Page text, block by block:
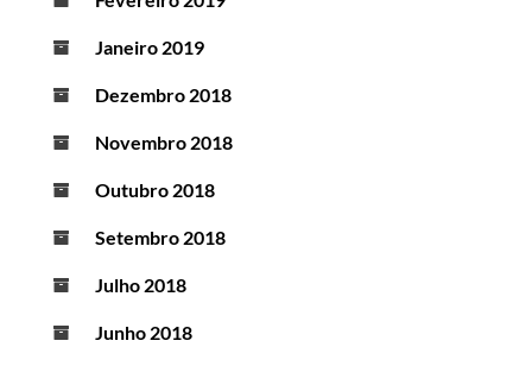
Janeiro 2019
Dezembro 2018
Novembro 2018
Outubro 2018
Setembro 2018
Julho 2018
Junho 2018